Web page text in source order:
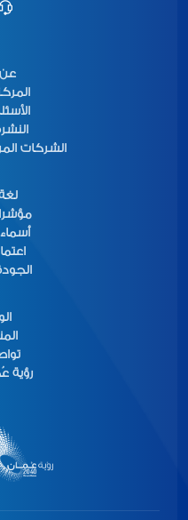
عن
الشركات
رؤية